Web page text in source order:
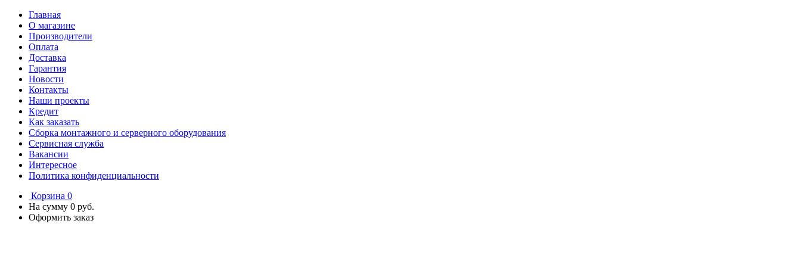
Главная
О магазине
Производители
Оплата
Доставка
Гарантия
Новости
Контакты
Наши проекты
Кредит
Как заказать
Сборка монтажного и серверного оборудования
Сервисная служба
Вакансии
Интересное
Политика конфиденциальности
Корзина 0
На сумму 0 руб.
Оформить заказ